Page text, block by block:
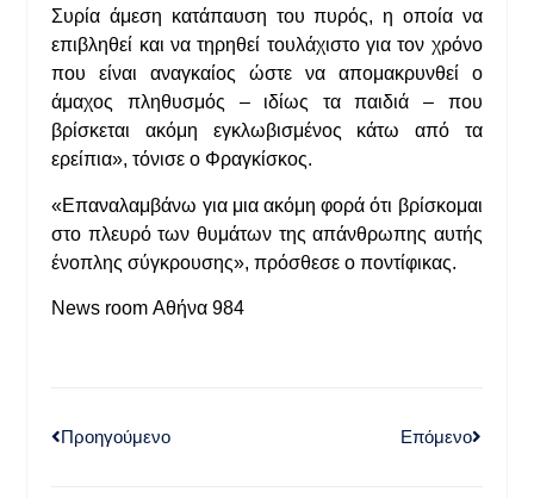
Συρία άμεση κατάπαυση του πυρός, η οποία να
επιβληθεί και να τηρηθεί τουλάχιστο για τον χρόνο
που είναι αναγκαίος ώστε να απομακρυνθεί ο
άμαχος πληθυσμός – ιδίως τα παιδιά – που
βρίσκεται ακόμη εγκλωβισμένος κάτω από τα
ερείπια», τόνισε ο Φραγκίσκος.
«Επαναλαμβάνω για μια ακόμη φορά ότι βρίσκομαι
στο πλευρό των θυμάτων της απάνθρωπης αυτής
ένοπλης σύγκρουσης», πρόσθεσε ο ποντίφικας.
News room Αθήνα 984
Προηγούμενο Επόμενο